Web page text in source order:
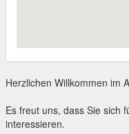
Herzlichen Willkommen im
Es freut uns, dass Sie sich
interessieren.